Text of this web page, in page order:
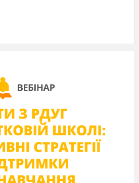
карту Херсонської
географічного центру
центрів. Провести
областей.
і нанести на контурну
точки, центр області,
області. Позначити на
центр і свій населений